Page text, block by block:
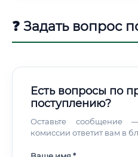
❓ Задать вопрос
Есть вопросы по
поступлению?
Оставьте сообщение
комиссии ответит вам в